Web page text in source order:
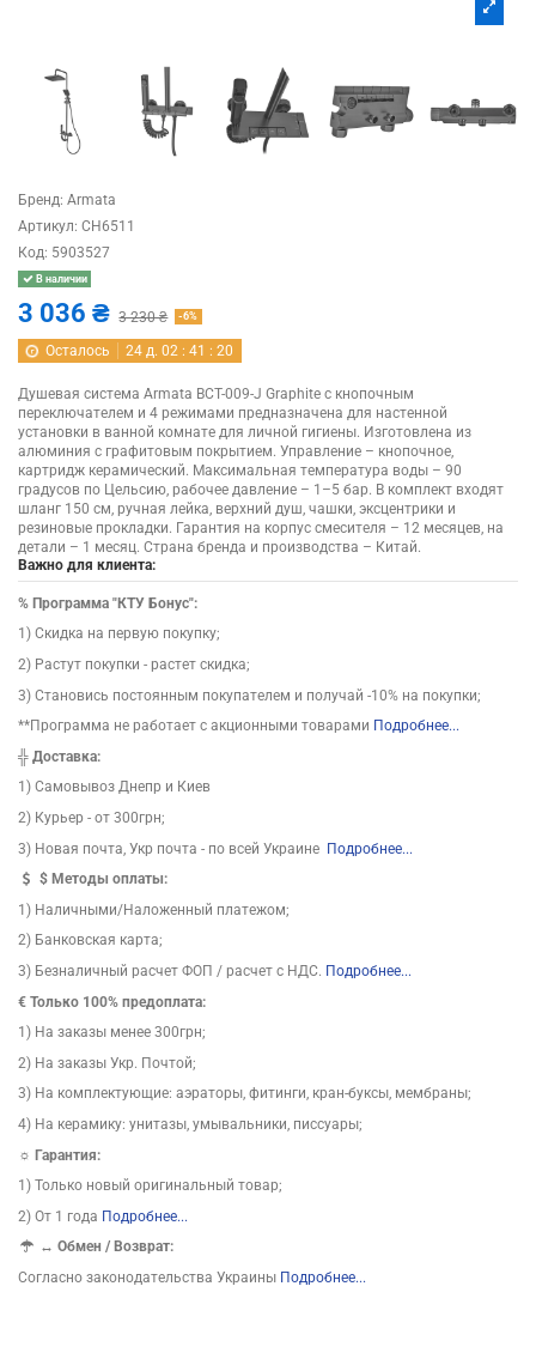
Бренд: Armata
Артикул: CH6511
Код: 5903527
В наличии
3 036 ₴ 3 230 ₴ -6%
Осталось 24 д. 02 :41 :20
Душевая система Armata BCT-009-J Graphite с кнопочным
переключателем и 4 режимами предназначена для настенной
установки в ванной комнате для личной гигиены. Изготовлена из
алюминия с графитовым покрытием. Управление – кнопочное,
картридж керамический. Максимальная температура воды – 90
градусов по Цельсию, рабочее давление – 1–5 бар. В комплект входят
шланг 150 см, ручная лейка, верхний душ, чашки, эксцентрики и
резиновые прокладки. Гарантия на корпус смесителя – 12 месяцев, на
детали – 1 месяц. Страна бренда и производства – Китай.
Важно для клиента:
% Программа "КТУ Бонус":
1) Скидка на первую покупку;
2) Растут покупки - растет скидка;
3) Становись постоянным покупателем и получай -10% на покупки;
**Программа не работает с акционными товарами Подробнее...
╬ Доставка:
1) Самовывоз Днепр и Киев
2) Курьер - от 300грн;
3) Новая почта, Укр почта - по всей Украине Подробнее...
$ Методы оплаты:
1) Наличными/Наложенный платежом;
2) Банковская карта;
3) Безналичный расчет ФОП / расчет с НДС. Подробнее...
€ Только 100% предоплата:
1) На заказы менее 300грн;
2) На заказы Укр. Почтой;
3) На комплектующие: аэраторы, фитинги, кран-буксы, мембраны;
4) На керамику: унитазы, умывальники, писсуары;
☼ Гарантия:
1) Только новый оригинальный товар;
2) От 1 года Подробнее...
↔Обмен / Возврат:
Согласно законодательства Украины Подробнее...